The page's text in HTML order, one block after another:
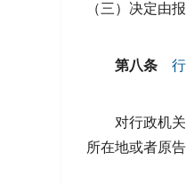
（三）决定由
第八条
对行政机
所在地或者原